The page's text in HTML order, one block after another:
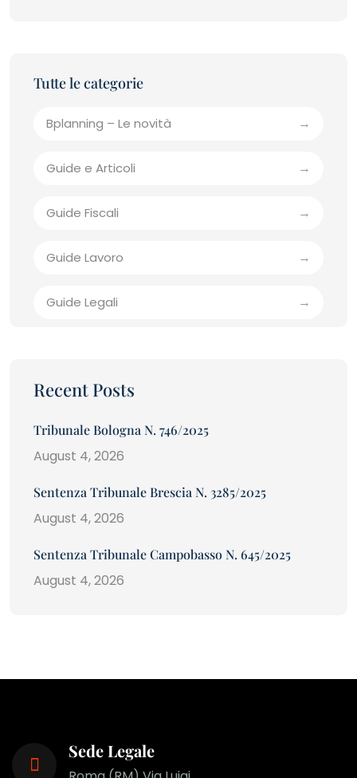
Bplanning – Le novità
Guide e Articoli
Guide Fiscali
Guide Lavoro
Guide Legali
Recent Posts
Tribunale Bologna N. 746/2025
August 4, 2026
Sentenza Tribunale Brescia N. 3285/2025
August 4, 2026
Sentenza Tribunale Campobasso N. 645/2025
August 4, 2026
Sede Legale